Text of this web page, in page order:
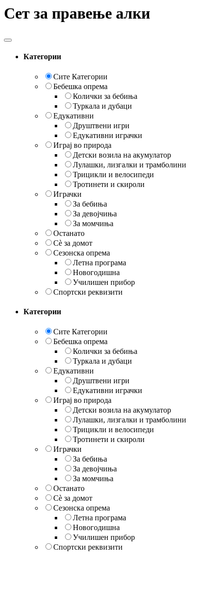
Сет за правење алки
Категории
Сите Категории
Бебешка опрема
Колички за бебиња
Туркала и дубаци
Едукативни
Друштвени игри
Едукативни играчки
Играј во природа
Детски возила на акумулатор
Лулашки, лизгалки и трамболини
Трицикли и велосипеди
Тротинети и скироли
Играчки
За бебиња
За девојчиња
За момчиња
Останато
Сè за домот
Сезонска опрема
Летна програма
Новогодишна
Училишен прибор
Спортски реквизити
Категории
Сите Категории
Бебешка опрема
Колички за бебиња
Туркала и дубаци
Едукативни
Друштвени игри
Едукативни играчки
Играј во природа
Детски возила на акумулатор
Лулашки, лизгалки и трамболини
Трицикли и велосипеди
Тротинети и скироли
Играчки
За бебиња
За девојчиња
За момчиња
Останато
Сè за домот
Сезонска опрема
Летна програма
Новогодишна
Училишен прибор
Спортски реквизити